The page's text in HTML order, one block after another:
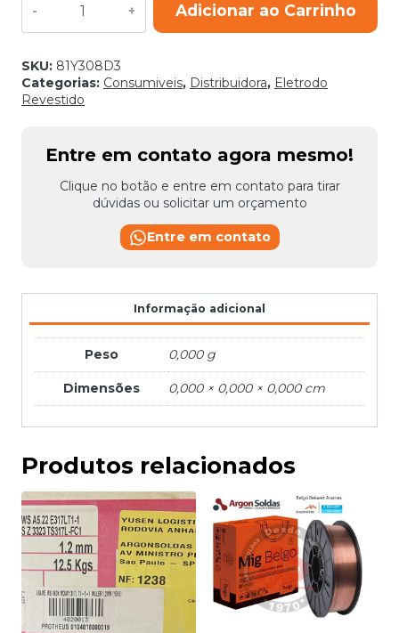
7016
MR
2KG
quantidade
Adicionar ao Carrinho
SKU: 81Y308D3
Categorias: Consumiveis, Distribuidora, Eletrodo
Revestido
Entre em contato agora mesmo!
Clique no botão e entre em contato para tirar
dúvidas ou solicitar um orçamento
Entre em contato
Informação adicional
Peso 0,000 g
Dimensões 0,000 × 0,000 × 0,000 cm
Produtos relacionados